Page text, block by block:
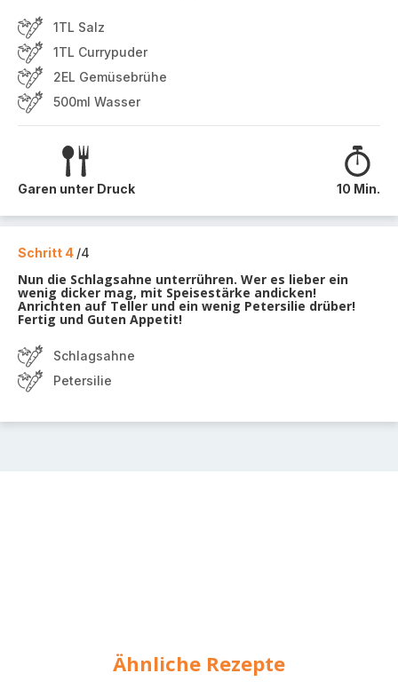
1TL Salz
1TL Currypuder
2EL Gemüsebrühe
500ml Wasser
Garen unter Druck 10 Min.
Schritt 4 /4
Nun die Schlagsahne unterrühren. Wer es lieber ein
wenig dicker mag, mit Speisestärke andicken!
Anrichten auf Teller und ein wenig Petersilie drüber!
Fertig und Guten Appetit!
Schlagsahne
Petersilie
Ähnliche Rezepte